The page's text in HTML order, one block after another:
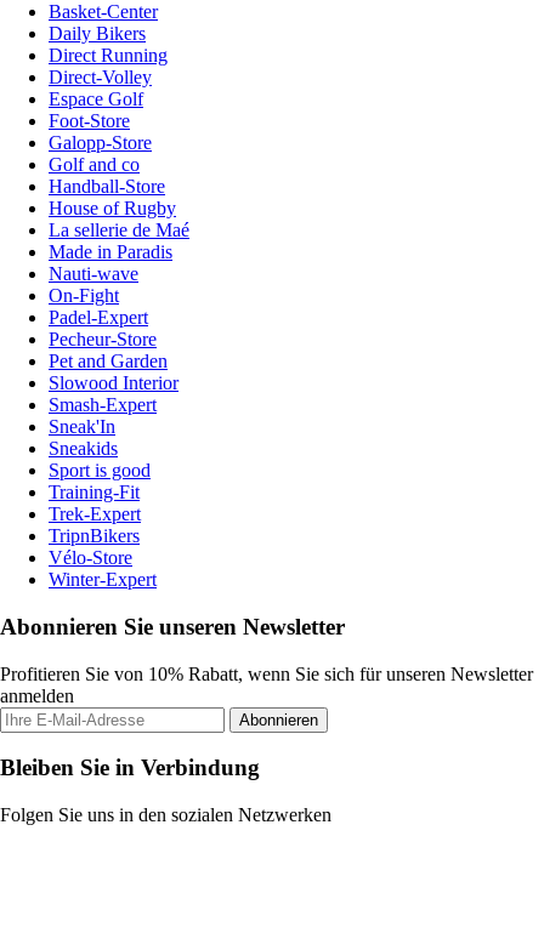
Basket-Center
Daily Bikers
Direct Running
Direct-Volley
Espace Golf
Foot-Store
Galopp-Store
Golf and co
Handball-Store
House of Rugby
La sellerie de Maé
Made in Paradis
Nauti-wave
On-Fight
Padel-Expert
Pecheur-Store
Pet and Garden
Slowood Interior
Smash-Expert
Sneak'In
Sneakids
Sport is good
Training-Fit
Trek-Expert
TripnBikers
Vélo-Store
Winter-Expert
Abonnieren Sie unseren Newsletter
Profitieren Sie von 10% Rabatt, wenn Sie sich für unseren Newsletter
anmelden
Abonnieren
Bleiben Sie in Verbindung
Folgen Sie uns in den sozialen Netzwerken